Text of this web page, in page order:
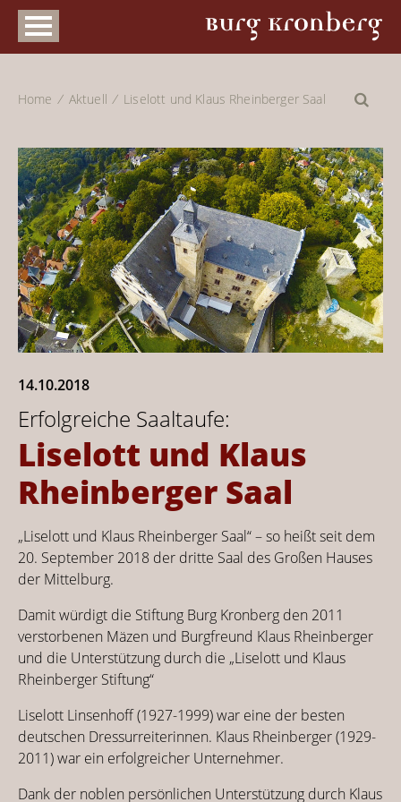
Home Aktuell Liselott und Klaus Rheinberger Saal
14.10.2018
Erfolgreiche Saaltaufe:
Liselott und Klaus
Rheinberger Saal
„Liselott und Klaus Rheinberger Saal“ – so heißt seit dem
20. September 2018 der dritte Saal des Großen Hauses
der Mittelburg.
Damit würdigt die Stiftung Burg Kronberg den 2011
verstorbenen Mäzen und Burgfreund Klaus Rheinberger
und die Unterstützung durch die „Liselott und Klaus
Rheinberger Stiftung“
Liselott Linsenhoff (1927-1999) war eine der besten
deutschen Dressurreiterinnen. Klaus Rheinberger (1929-
2011) war ein erfolgreicher Unternehmer.
Dank der noblen persönlichen Unterstützung durch Klaus